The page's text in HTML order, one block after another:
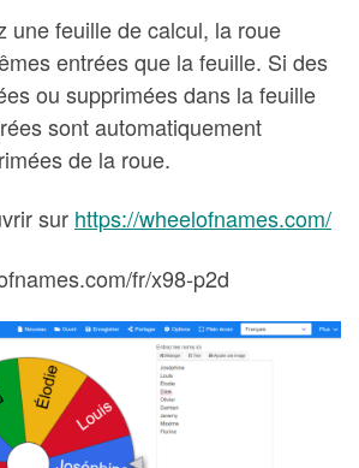
une feuille de calcul, la roue
entrées que la feuille. Si des
ou supprimées dans la feuille
sont automatiquement
de la roue.
sur https://wheelofnames.com/
fr/x98-p2d